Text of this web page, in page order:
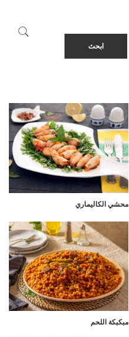
ابحث
محشي الكاليماري
مبكبكة اللحم